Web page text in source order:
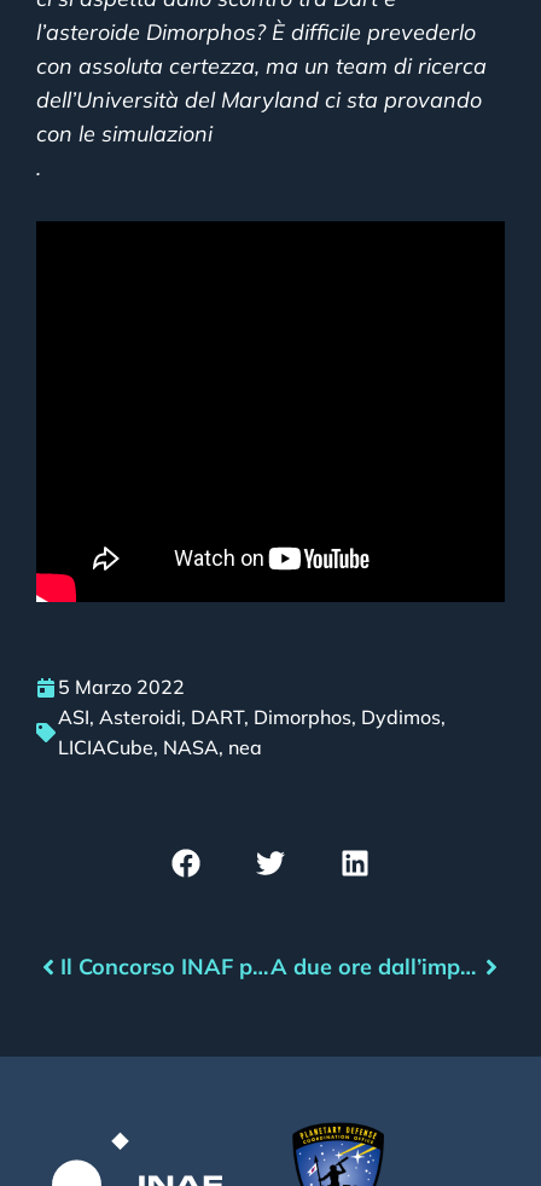
l’asteroide Dimorphos? È difficile prevederlo
con assoluta certezza, ma un team di ricerca
dell’Università del Maryland ci sta provando
con le simulazioni
.
5 Marzo 2022
ASI, Asteroidi, DART, Dimorphos, Dydimos,
LICIACube, NASA, nea
Il Concorso INAF per Gianni Rodari rientra in atmosfera A due ore dall’impatto di 2022 EB5